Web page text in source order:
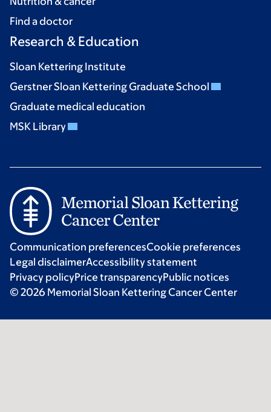
Find a doctor
Research & Education
Sloan Kettering Institute
Gerstner Sloan Kettering Graduate School
Graduate medical education
MSK Library
Communication preferencesCookie preferences
Legal disclaimerAccessibility statement
Privacy policyPrice transparencyPublic notices
© 2026 Memorial Sloan Kettering Cancer Center